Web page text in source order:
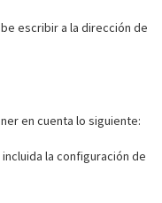
escribir a la dirección de
en cuenta lo siguiente:
la configuración de